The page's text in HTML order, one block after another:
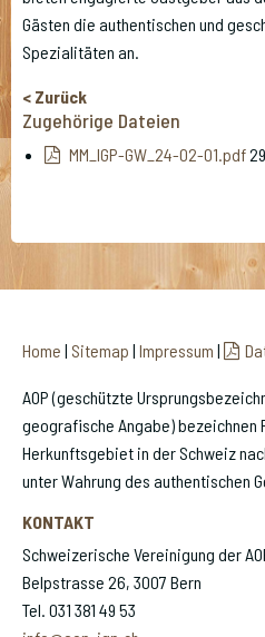
Gästen die authentischen und
Spezialitäten an.
Zurück
Zugehörige Dateien
MM_IGP-GW_24-02-01.pdf
Home | Sitemap | Impressum |
AOP (geschützte
geografische Angabe) bezeichnen
Herkunftsgebiet in der Schweiz
unter Wahrung des authentischen
KONTAKT
Schweizerische Vereinigung der
Belpstrasse 26, 3007 Bern
Tel. 031 381 49 53